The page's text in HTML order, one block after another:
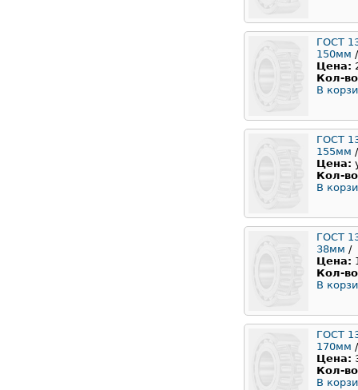
ГОСТ
150мм /
Цена:
Кол-
В
ГОСТ
155мм /
Цена:
Кол-
В
ГОСТ
38мм /
Цена:
Кол-
В
ГОСТ
170мм /
Цена:
Кол-
В